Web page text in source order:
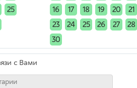
25
16
17 18 19 20 21
23
24 25 26 27 28
30
с Вами